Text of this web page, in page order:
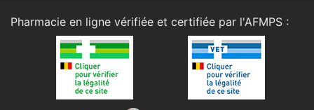
Pharmacie en ligne vérifiée et certifiée par l'AFMPS :